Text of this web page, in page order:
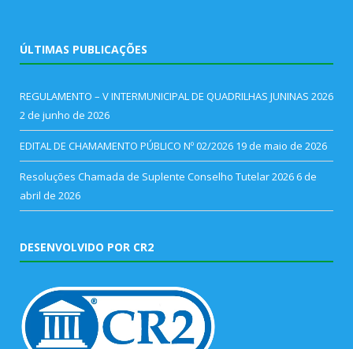
ÚLTIMAS PUBLICAÇÕES
REGULAMENTO – V INTERMUNICIPAL DE QUADRILHAS JUNINAS 2026
2 de junho de 2026
EDITAL DE CHAMAMENTO PÚBLICO Nº 02/2026 19 de maio de 2026
Resoluções Chamada de Suplente Conselho Tutelar 2026 6 de
abril de 2026
DESENVOLVIDO POR CR2